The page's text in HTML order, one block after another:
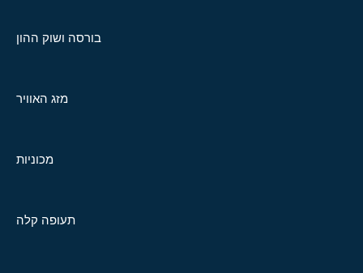
בורסה ושוק ההון
מזג האוויר
מכוניות
תעופה קלה